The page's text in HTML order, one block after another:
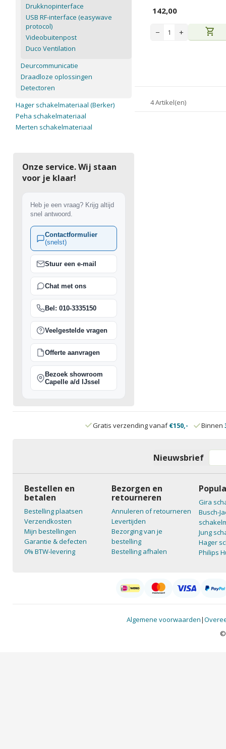
142,00
− + shopping_cart
4 Artikel(en)
Drukknopinterface
USB RF-interface (easywave
protocol)
Videobuitenpost
Duco Ventilation
Deurcommunicatie
Draadloze oplossingen
Detectoren
Hager schakelmateriaal (Berker)
Peha schakelmateriaal
Merten schakelmateriaal
Onze service. Wij staan
voor je klaar!
Heb je een vraag? Krijg altijd
snel antwoord.
Contactformulier
(snelst)
Stuur een e-mail
Chat met ons
Bel: 010-3335150
Veelgestelde vragen
Offerte aanvragen
Bezoek showroom
Capelle a/d IJssel
Gratis verzending vanaf€150,- Binnen
Nieuwsbrief
Bestellen en
betalen
Bestelling plaatsen
Verzendkosten
Mijn bestellingen
Garantie & defecten
0% BTW-levering
Bezorgen en
retourneren
Annuleren of retourneren
Levertijden
Bezorging van je
bestelling
Bestelling afhalen
Gira
Busch-
Jung
Hager
Philips
Algemene voorwaarden|
©